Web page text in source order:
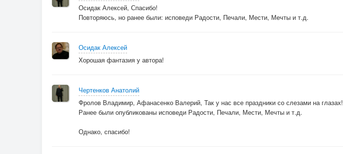
Осидак Алексей, Спасибо!
Повторяюсь, но ранее были: исповеди Радости, Печали, Мести, Мечты и т.д.
Осидак Алексей
Хорошая фантазия у автора!
Чертенков Анатолий
Фролов Владимир, Афанасенко Валерий, Так у нас все праздники со слезами на глазах!
Ранее были опубликованы исповеди Радости, Печали, Мести, Мечты и т.д.
Однако, спасибо!